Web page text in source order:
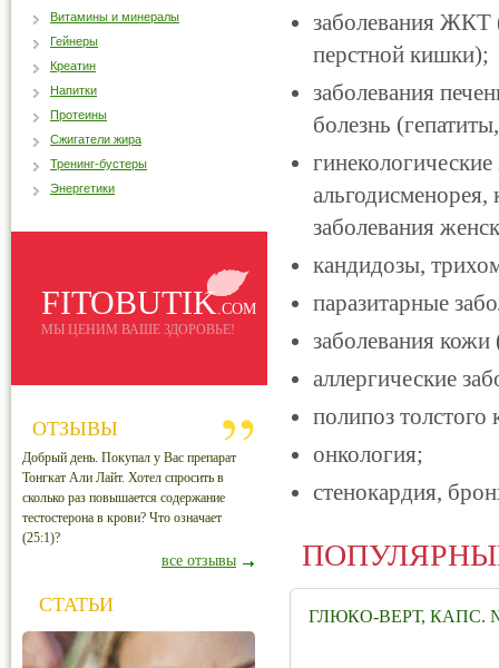
заболевания ЖКТ
перстной кишки);
заболевания
болезнь
заболевания
кандидозы,
паразитарные
заболевания
аллергические
полипоз
онкология;
стенокардия,
ГЛЮКО-ВЕРТ, КАПС.
Витамины и минералы
Гейнеры
Креатин
Напитки
Протеины
Сжигатели жира
Тренинг-бустеры
Энергетики
FITOBUTIK.COM
МЫ ЦЕНИМ ВАШЕ ЗДОРОВЬЕ!
ОТЗЫВЫ
Добрый день. Покупал у Вас препарат
Тонгкат Али Лайт. Хотел спросить в
сколько раз повышается содержание
тестостерона в крови? Что означает
(25:1)?
все отзывы
СТАТЬИ